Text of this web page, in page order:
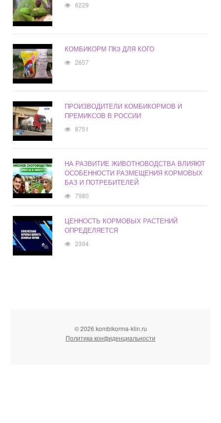
6229
КОМБИКОРМ ПК3 ДЛЯ КОГО
2657
ПРОИЗВОДИТЕЛИ КОМБИКОРМОВ И
ПРЕМИКСОВ В РОССИИ
8751
НА РАЗВИТИЕ ЖИВОТНОВОДСТВА ВЛИЯЮТ
ОСОБЕННОСТИ РАЗМЕЩЕНИЯ КОРМОВЫХ
БАЗ И ПОТРЕБИТЕЛЕЙ
7980
ЦЕННОСТЬ КОРМОВЫХ РАСТЕНИЙ
ОПРЕДЕЛЯЕТСЯ
2394
© 2026 kombikorma-klin.ru
Политика конфиденциальности